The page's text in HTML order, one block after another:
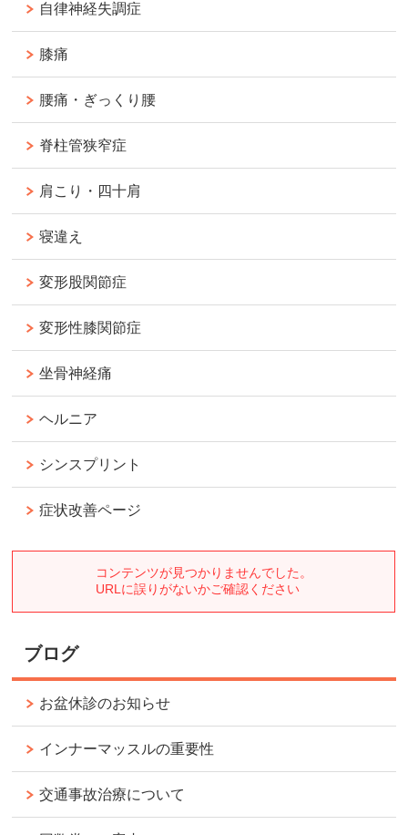
自律神経失調症
膝痛
腰痛・ぎっくり腰
脊柱管狭窄症
肩こり・四十肩
寝違え
変形股関節症
変形性膝関節症
坐骨神経痛
ヘルニア
シンスプリント
症状改善ページ
ブログ
お盆休診のお知らせ
インナーマッスルの重要性
交通事故治療について